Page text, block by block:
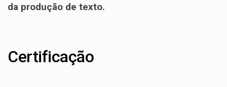
da produção de texto.
Certificação